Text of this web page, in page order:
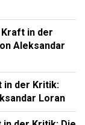
in der
Aleksandar
in der Kritik:
Loran